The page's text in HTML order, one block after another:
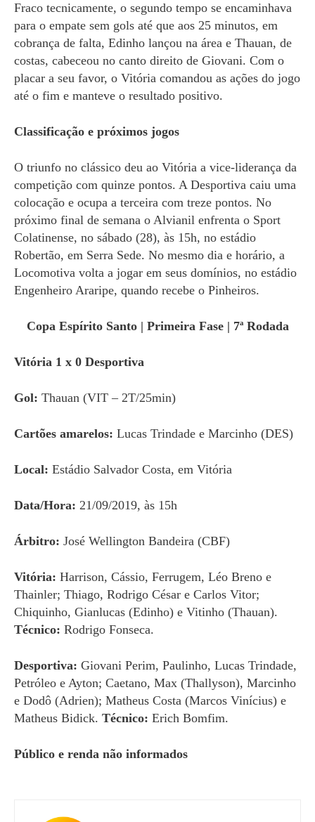
Fraco tecnicamente, o segundo tempo se encaminhava
para o empate sem gols até que aos 25 minutos, em
cobrança de falta, Edinho lançou na área e Thauan, de
costas, cabeceou no canto direito de Giovani. Com o
placar a seu favor, o Vitória comandou as ações do jogo
até o fim e manteve o resultado positivo.
Classificação e próximos jogos
O triunfo no clássico deu ao Vitória a vice-liderança da
competição com quinze pontos. A Desportiva caiu uma
colocação e ocupa a terceira com treze pontos. No
próximo final de semana o Alvianil enfrenta o Sport
Colatinense, no sábado (28), às 15h, no estádio
Robertão, em Serra Sede. No mesmo dia e horário, a
Locomotiva volta a jogar em seus domínios, no estádio
Engenheiro Araripe, quando recebe o Pinheiros.
Copa Espírito Santo | Primeira Fase | 7ª Rodada
Vitória 1 x 0 Desportiva
Gol: Thauan (VIT – 2T/25min)
Cartões amarelos: Lucas Trindade e Marcinho (DES)
Local: Estádio Salvador Costa, em Vitória
Data/Hora: 21/09/2019, às 15h
Árbitro: José Wellington Bandeira (CBF)
Vitória: Harrison, Cássio, Ferrugem, Léo Breno e
Thainler; Thiago, Rodrigo César e Carlos Vitor;
Chiquinho, Gianlucas (Edinho) e Vitinho (Thauan).
Técnico: Rodrigo Fonseca.
Desportiva: Giovani Perim, Paulinho, Lucas Trindade,
Petróleo e Ayton; Caetano, Max (Thallyson), Marcinho
e Dodô (Adrien); Matheus Costa (Marcos Vinícius) e
Matheus Bidick. Técnico: Erich Bomfim.
Público e renda não informados